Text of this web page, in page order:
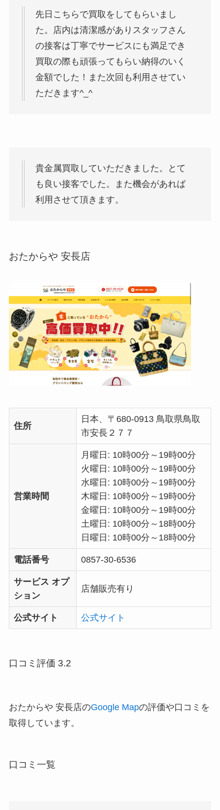
先日こちらで買取をしてもらいまし
た。店内は清潔感がありスタッフさん
の接客は丁寧でサービスにも満足でき
買取の際も頑張ってもらい納得のいく
金額でした！また次回も利用させてい
ただきます^_^
貴金属買取していただきました。とて
も良い接客でした。また機会があれば
利用させて頂きます。
おたからや 安長店
住所
日本、〒680-0913 鳥取県鳥取
市安長２７７
営業時間
月曜日: 10時00分～19時00分
火曜日: 10時00分～19時00分
水曜日: 10時00分～19時00分
木曜日: 10時00分～19時00分
金曜日: 10時00分～19時00分
土曜日: 10時00分～18時00分
日曜日: 10時00分～18時00分
電話番号 0857-30-6536
サービス オプ
ション
店舗販売有り
公式サイト 公式サイト
口コミ評価 3.2
おたからや 安長店のGoogle Mapの評価や口コミを
取得しています。
口コミ一覧